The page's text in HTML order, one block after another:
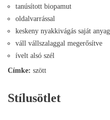
tanúsított biopamut
oldalvarrással
keskeny nyakkivágás saját
váll vállszalaggal megerősítve
ívelt alsó szél
Címke: szött
Stílusötlet